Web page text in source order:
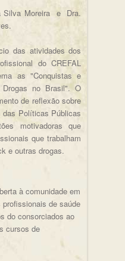
Silva Moreira e Dra.
das atividades dos
do CREFAL
as "Conquistas e
no Brasil". O
de reflexão sobre
Políticas Públicas
motivadoras que
que trabalham
e outras drogas.
à comunidade em
de saúde
do consorciados ao
cursos de